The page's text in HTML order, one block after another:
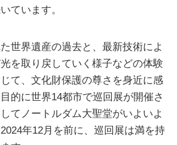
ています。
世界遺産の過去と、最新技術によ
を取り戻していく様子などの体験
て、文化財保護の尊さを身近に感
的に世界14都市で巡回展が開催さ
てノートルダム大聖堂がいよいよ
年12月を前に、巡回展は満を持